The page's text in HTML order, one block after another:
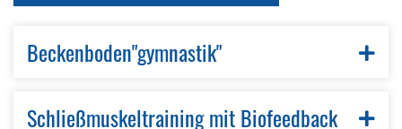
Beckenboden"gymnastik"
Schließmuskeltraining mit Biofeedback